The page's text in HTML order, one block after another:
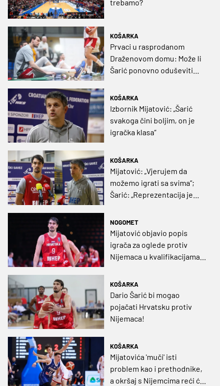
trebamo?
KOŠARKA
Prvaci u rasprodanom
Draženovom domu: Može li
Šarić ponovno oduševiti
KOŠARKA
Izbornik Mijatović: „Šarić
svakoga čini boljim, on je
igračka klasa“
KOŠARKA
Mijatović: „Vjerujem da
možemo igrati sa svima”;
Šarić: „Reprezentacija je
NOGOMET
Mijatović objavio popis
igrača za oglede protiv
Nijemaca u kvalifikacijama
Šamanića
KOŠARKA
Dario Šarić bi mogao
pojačati Hrvatsku protiv
Nijemaca!
KOŠARKA
Mijatovića 'muči' isti
problem kao i prethodnike,
a okršaj s Nijemcima reći će